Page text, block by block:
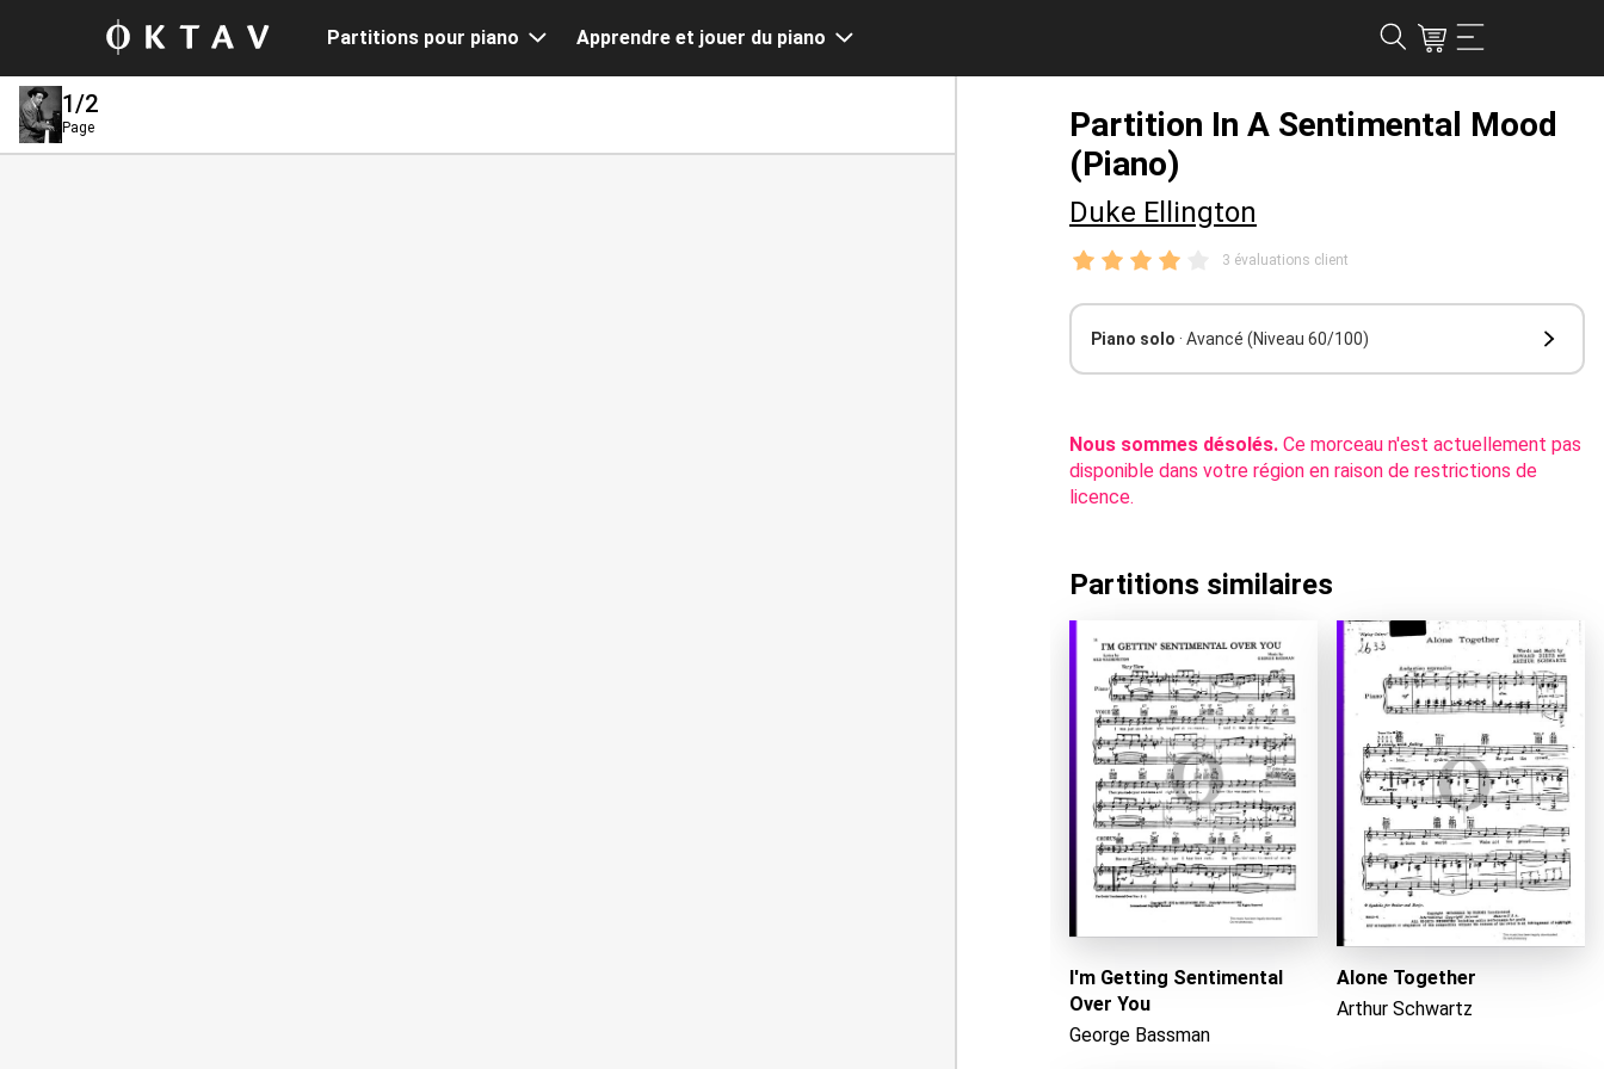
Partitions pour piano Apprendre et jouer du piano
1/2
Page
Partition In A Sentimental Mood
(Piano)
Duke Ellington
3 évaluations client
Piano solo · Avancé (Niveau 60/100)
Nous sommes désolés. Ce morceau n'est actuellement pas
disponible dans votre région en raison de restrictions de
licence.
Partitions similaires
I'm Getting Sentimental
Over You
George Bassman
Alone Together
Arthur Schwartz